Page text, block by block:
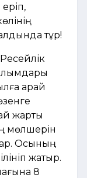
тұр!
қарай
жарты
мөлшерін
Осының
жатыр.
8